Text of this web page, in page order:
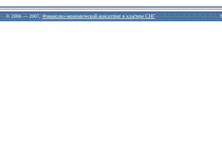
© 2006 — 2007,Финансово-экономический консалтинг в кластере СНГ